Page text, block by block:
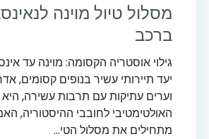
מסלול טיול מוינה
ברכב
גילוי אוסטריה הקסומה: מוינה עד
יעד תיירותי עשיר בנופים קסומים,
וערים עתיקות עם תרבות עשירה,
האולטימטיבי לחובבי ההיסטוריה,
מתחילים את מסלול הטי...